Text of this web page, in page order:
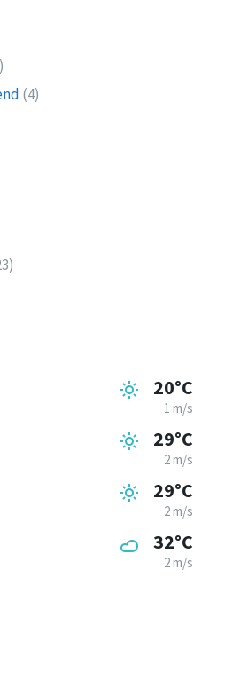
(4)
20°C
1 m/s
29°C
2 m/s
29°C
2 m/s
32°C
2 m/s